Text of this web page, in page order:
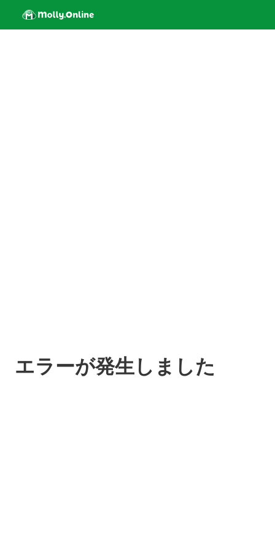
エラーが発生しました